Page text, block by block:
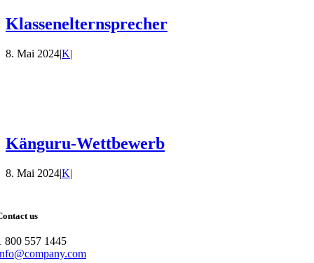
Klassenelternsprecher
8. Mai 2024|K|
Känguru-Wettbewerb
8. Mai 2024|K|
us
800 557 1445